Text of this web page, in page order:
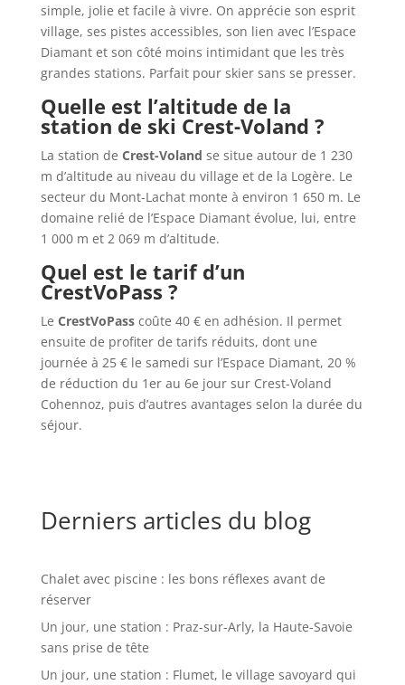
simple, jolie et facile à vivre. On apprécie son esprit
village, ses pistes accessibles, son lien avec l’Espace
Diamant et son côté moins intimidant que les très
grandes stations. Parfait pour skier sans se presser.
Quelle est l’altitude de la
station de ski Crest-Voland ?
La station de Crest-Voland se situe autour de 1 230
m d’altitude au niveau du village et de la Logère. Le
secteur du Mont-Lachat monte à environ 1 650 m. Le
domaine relié de l’Espace Diamant évolue, lui, entre
1 000 m et 2 069 m d’altitude.
Quel est le tarif d’un
CrestVoPass ?
Le CrestVoPasscoûte 40 € en adhésion. Il permet
ensuite de profiter de tarifs réduits, dont une
journée à 25 € le samedi sur l’Espace Diamant, 20 %
de réduction du 1er au 6e jour sur Crest-Voland
Cohennoz, puis d’autres avantages selon la durée du
séjour.
Derniers articles du blog
Chalet avec piscine : les bons réflexes avant de
réserver
Un jour, une station : Praz-sur-Arly, la Haute-Savoie
sans prise de tête
Un jour, une station : Flumet, le village savoyard qui